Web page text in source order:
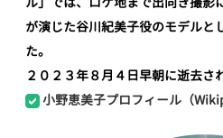
が演じた谷川紀美子役のモデルと
た。
２０２３年８月４日早朝に逝去さ
小野恵美子プロフィール（